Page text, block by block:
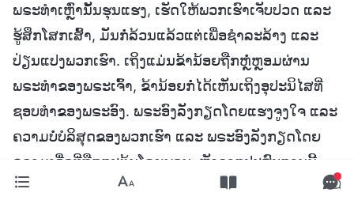
ພຣະທຳເຫຼົ່ານັ້ນຮຸນແຮງ, ເຮັດໃຫ້ພວກເຮົາເຈັບປວດ ແລະ
ຮູ້ສຶກໂສກເສົ້າ, ມັນກໍ່ລ້ວນແລ້ວແຕ່ເພື່ອຊໍາລະລ້າງ ແລະ
ປ່ຽນແປງພວກເຮົາ. ເຖິງແມ່ນຂ້ານ້ອຍຖືກຫຼໍ່ຫຼອມຜ່ານ
ພຣະທຳຂອງພຣະເຈົ້າ, ຂ້ານ້ອຍກໍ່ໄດ້ເຫັນເຖິງອຸປະນິໄສທີ່
ຊອບທຳຂອງພຣະອົງ. ພຣະອົງລັງກຽດໂດຍແຮງຈູງໃຈ ແລະ
ຄວາມບໍ່ບໍລິສຸດຂອງພວກເຮົາ ແລະ ພຣະອົງລັງກຽດໂດຍ
ຄວາມເຊື່ອທີ່ຖືກກະຕຸ້ນໂດຍພອນ. ຫຼັງຈາກປະສົບການນີ້,
ທັດສະນະຂອງຂ້ານ້ອຍກ່ຽວກັບຄວາມເຊື່ອກໍ່ປ່ຽນແປງໄປ